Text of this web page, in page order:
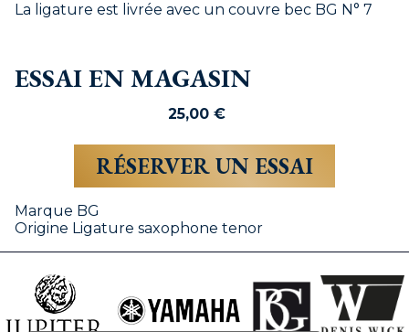
La ligature est livrée avec un couvre bec BG N° 7
ESSAI EN MAGASIN
25,00 €
RÉSERVER UN ESSAI
Marque BG
Origine Ligature saxophone tenor